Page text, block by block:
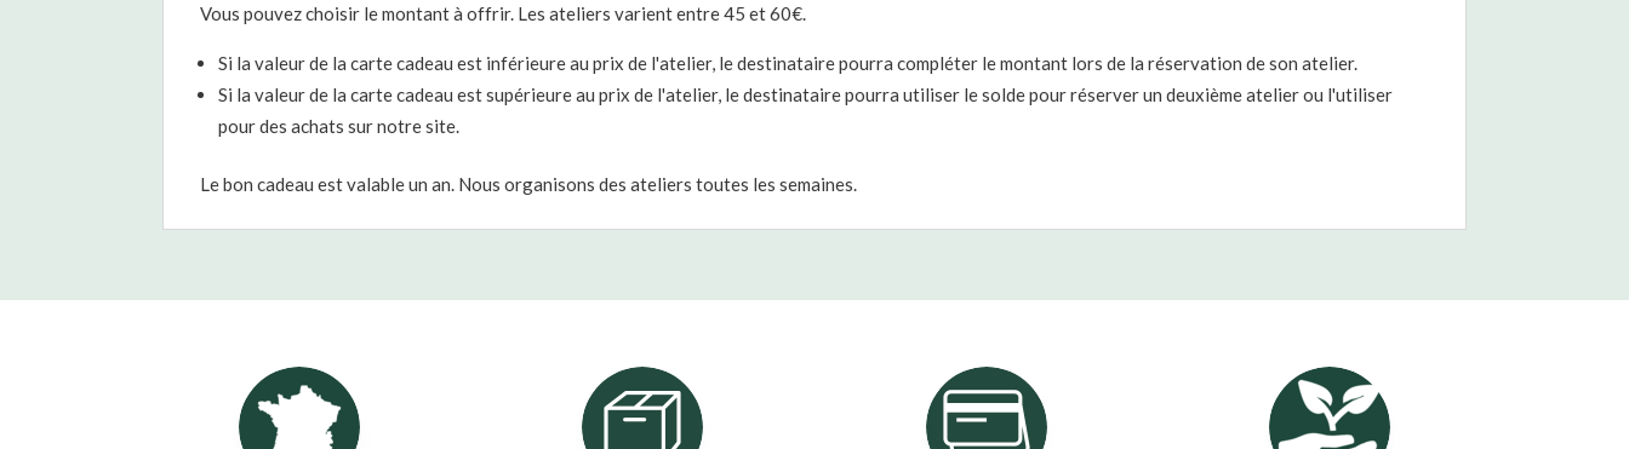
Vous pouvez choisir le montant à offrir. Les ateliers varient entre 45 et 60€.
Si la valeur de la carte cadeau est inférieure au prix de l'atelier, le destinataire pourra compléter le montant lors de la réservation de son atelier.
Si la valeur de la carte cadeau est supérieure au prix de l'atelier, le destinataire pourra utiliser le solde pour réserver un deuxième atelier ou l'utiliser
pour des achats sur notre site.
Le bon cadeau est valable un an. Nous organisons des ateliers toutes les semaines.